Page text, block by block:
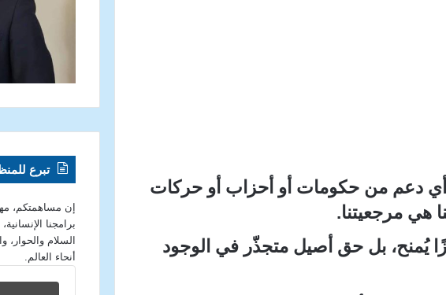
أي دعم من حكومات أو أحزاب أو حركات
هي مرجعيتنا.
يُمنح، بل حق أصيل متجذّر في الوجود
تبرع
إن مساهمتكم،
برامجنا
السلام والحوار،
أنحاء العالم.